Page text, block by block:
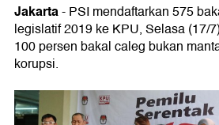
Jakarta- PSI mendaftarkan 575
legislatif 2019 ke KPU, Selasa (17/
100 persen bakal caleg bukan
korupsi.